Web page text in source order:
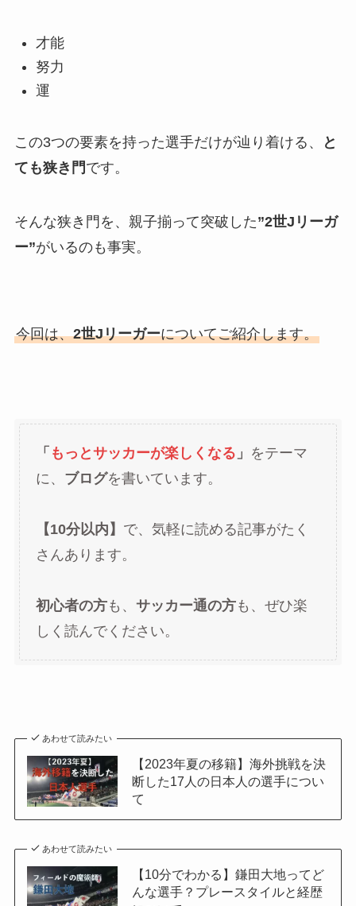
才能
努力
運
この3つの要素を持った選手だけが辿り着ける、
と
ても狭き門 です。
そんな狭き門を、親子揃って突破した”2世Jリーガ
ー”がいるのも事実。
今回は、2世Jリーガーについてご紹介します。
「 もっとサッカーが楽しくなる 」 をテーマ
に、 ブログを書いています。
【10分以内】 で、気軽に読める記事がたく
さんあります。
初心者の方も、 サッカー通の方も、ぜひ楽
しく読んでください。
あわせて読みたい
【2023年夏の移籍】海外挑戦を決
断した17人の日本人の選手につい
て
あわせて読みたい
【10分でわかる】鎌田大地ってど
んな選手？プレースタイルと経歴